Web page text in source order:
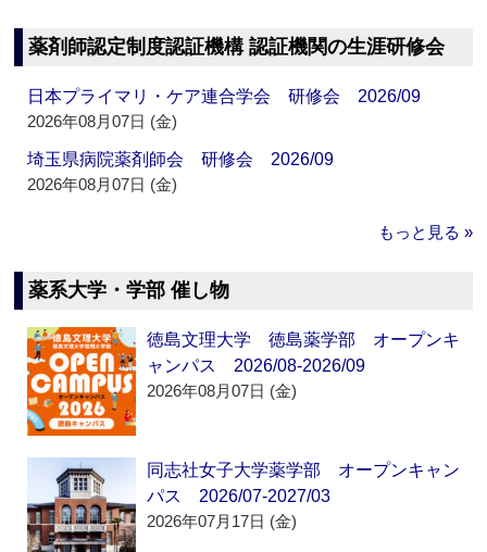
薬剤師認定制度認証機構 認証機関の生涯研修会
日本プライマリ・ケア連合学会 研修会 2026/09
2026年08月07日 (金)
埼玉県病院薬剤師会 研修会 2026/09
2026年08月07日 (金)
もっと見る »
薬系大学・学部 催し物
徳島文理大学 徳島薬学部 オープンキ
ャンパス 2026/08-2026/09
2026年08月07日 (金)
同志社女子大学薬学部 オープンキャン
パス 2026/07-2027/03
2026年07月17日 (金)